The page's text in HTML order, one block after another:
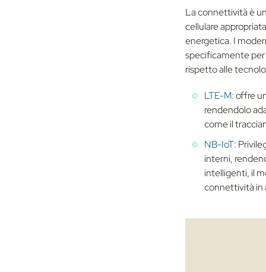
La connettività è
cellulare
energetica. I
specificamente
rispetto alle
LTE-M: offre
rendendolo
come il
NB-IoT:
interni,
intelligenti, il
connettività in